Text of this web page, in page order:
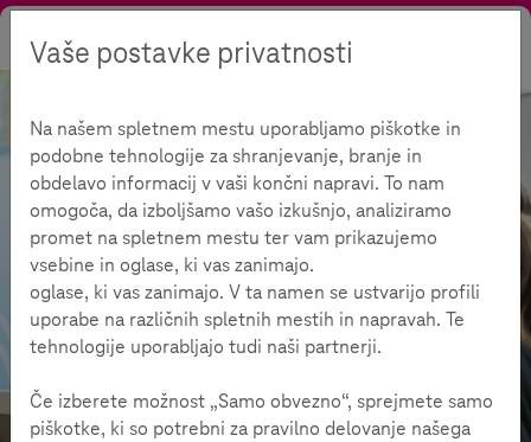
Tražiti Kontrast
Vaše postavke privatnosti
Na našem spletnem mestu uporabljamo piškotke in
podobne tehnologije za shranjevanje, branje in
obdelavo informacij v vaši končni napravi. To nam
omogoča, da izboljšamo vašo izkušnjo, analiziramo
promet na spletnem mestu ter vam prikazujemo
vsebine in oglase, ki vas zanimajo.
oglase, ki vas zanimajo. V ta namen se ustvarijo profili
uporabe na različnih spletnih mestih in napravah. Te
tehnologije uporabljajo tudi naši partnerji.
Če izberete možnost „Samo obvezno“, sprejmete samo
piškotke, ki so potrebni za pravilno delovanje našega